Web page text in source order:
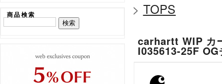
商品検索
> TOPS
carhartt WIP カ
I035613-25F OG